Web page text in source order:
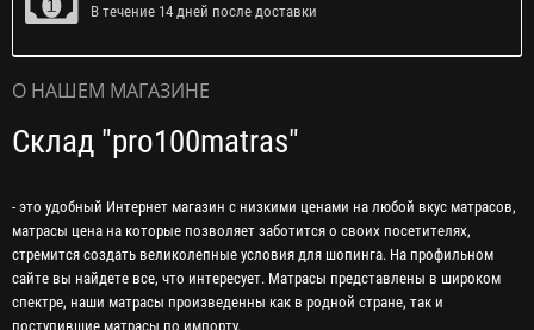
В течение 14 дней после доставки
О НАШЕМ МАГАЗИНЕ
Склад "pro100matras"
- это удобный Интернет магазин с низкими ценами на любой вкус матрасов,
матрасы цена на которые позволяет заботится о своих посетителях,
стремится создать великолепные условия для шопинга. На профильном
сайте вы найдете все, что интересует. Матрасы представлены в широком
спектре, наши матрасы произведенны как в родной стране, так и
поступившие матрасы по импорту.